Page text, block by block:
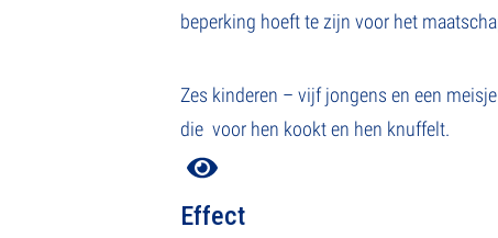
beperking hoeft te zijn voor het
Zes kinderen – vijf jongens en een
die voor hen kookt en hen knuffelt.
Effect